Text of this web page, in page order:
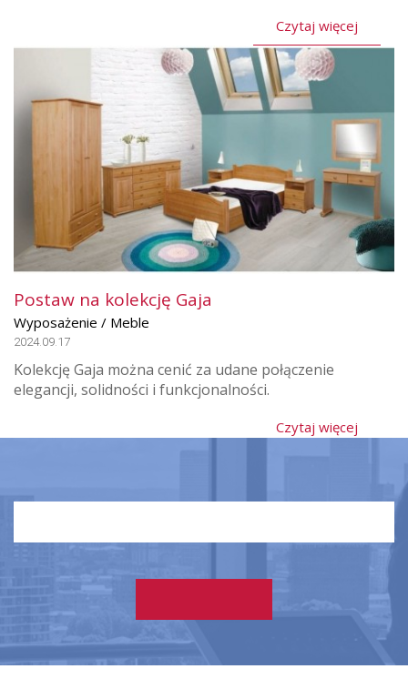
Czytaj więcej
Postaw na kolekcję Gaja
Wyposażenie / Meble
2024.09.17
Kolekcję Gaja można cenić za udane połączenie
elegancji, solidności i funkcjonalności.
Czytaj więcej